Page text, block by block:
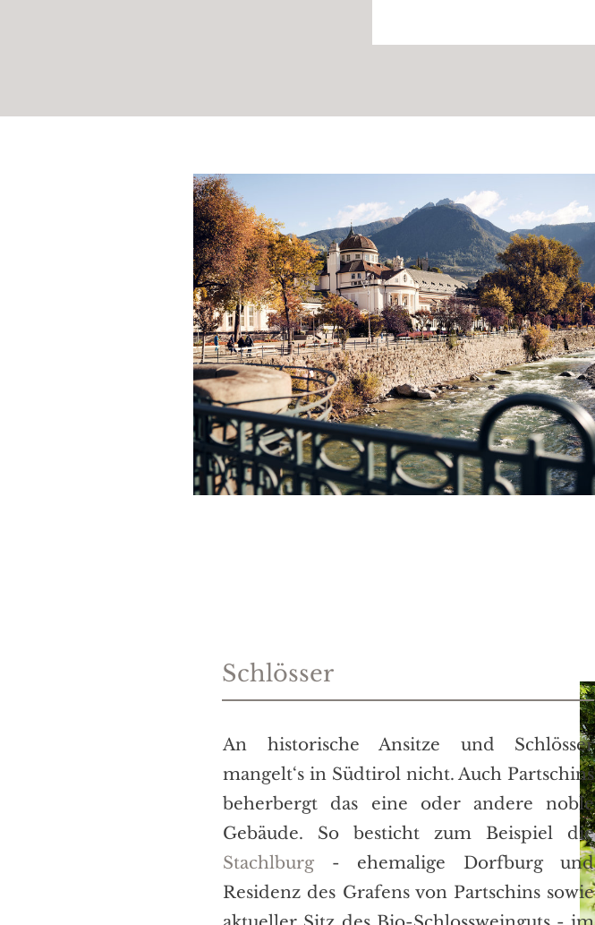
Schlösser
An historische Ansitze und Schlösser
mangelt‘s in Südtirol nicht. Auch Partschins
beherbergt das eine oder andere noble
Gebäude. So besticht zum Beispiel die
Stachlburg - ehemalige Dorfburg und
Residenz des Grafens von Partschins sowie